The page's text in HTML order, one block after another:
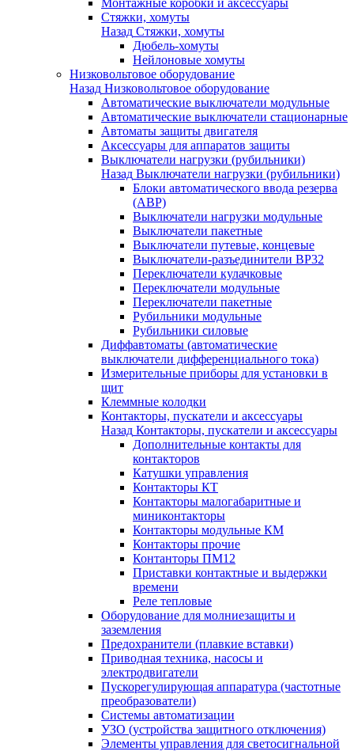
Монтажные коробки и аксессуары
Стяжки, хомуты
Назад Стяжки, хомуты
Дюбель-хомуты
Нейлоновые хомуты
Низковольтовое оборудование
Назад Низковольтовое оборудование
Автоматические выключатели модульные
Автоматические выключатели стационарные
Автоматы защиты двигателя
Аксессуары для аппаратов защиты
Выключатели нагрузки (рубильники)
Назад Выключатели нагрузки (рубильники)
Блоки автоматического ввода резерва
(АВР)
Выключатели нагрузки модульные
Выключатели пакетные
Выключатели путевые, концевые
Выключатели-разъединители ВР32
Переключатели кулачковые
Переключатели модульные
Переключатели пакетные
Рубильники модульные
Рубильники силовые
Диффавтоматы (автоматические
выключатели дифференциального тока)
Измерительные приборы для установки в
щит
Клеммные колодки
Контакторы, пускатели и аксессуары
Назад Контакторы, пускатели и аксессуары
Дополнительные контакты для
контакторов
Катушки управления
Контакторы КТ
Контакторы малогабаритные и
миниконтакторы
Контакторы модульные КМ
Контакторы прочие
Контанторы ПМ12
Приставки контактные и выдержки
времени
Реле тепловые
Оборудование для молниезащиты и
заземления
Предохранители (плавкие вставки)
Приводная техника, насосы и
электродвигатели
Пускорегулирующая аппаратура (частотные
преобразователи)
Системы автоматизации
УЗО (устройства защитного отключения)
Элементы управления для светосигнальной